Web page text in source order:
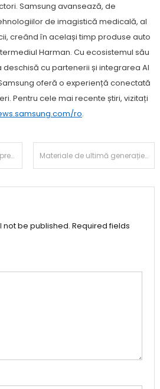
Samsung avansează, de
de imagistică medicală, al
creând în același timp produse auto
Harman. Cu ecosistemul său
cu partenerii și integrarea AI
oferă o experiență conectată
Pentru cele mai recente știri, vizitați
ro.
premium Materiale de ultimă generație pentru rezistența excepțională a lui Honor Magic V5
not be published. Required fields